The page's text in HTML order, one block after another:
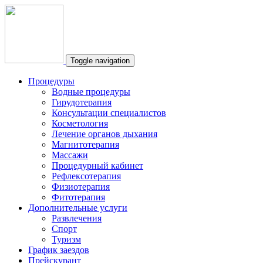
Toggle navigation
Процедуры
Водные процедуры
Гирудотерапия
Консультации специалистов
Косметология
Лечение органов дыхания
Магнитотерапия
Массажи
Процедурный кабинет
Рефлексотерапия
Физиотерапия
Фитотерапия
Дополнительные услуги
Развлечения
Спорт
Туризм
График заездов
Прейскурант